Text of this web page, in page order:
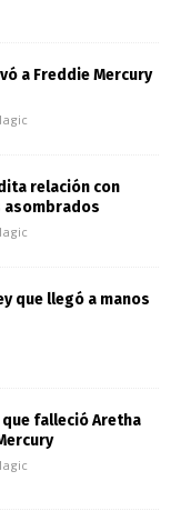
a Freddie Mercury
relación con
asombrados
que llegó a manos
falleció Aretha